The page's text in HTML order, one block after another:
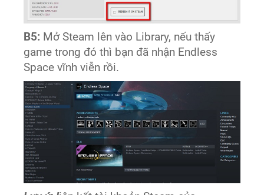
B5: Mở Steam lên vào Library, nếu thấy
game trong đó thì bạn đã nhận Endless
Space vĩnh viễn rồi.​